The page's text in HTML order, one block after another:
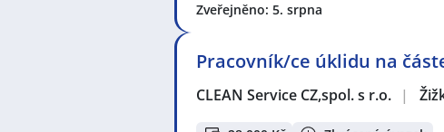
Zveřejněno: 5. srpna
Pracovník/ce úklidu na
CLEAN Service CZ,spol. s r.o. |